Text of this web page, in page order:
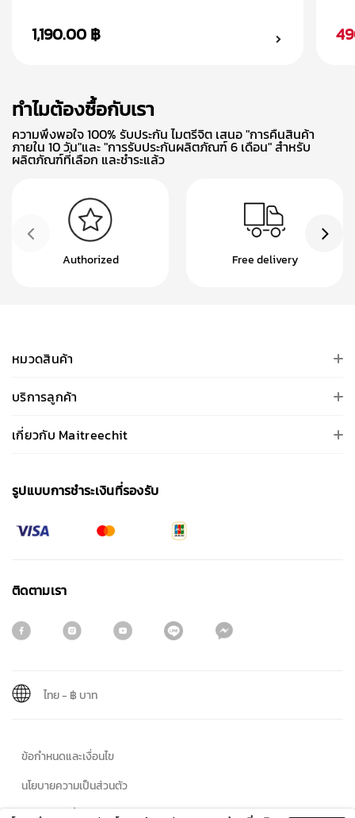
1,190.00 ฿
ทำไมต้องซื้อกับเรา
ความพึงพอใจ 100% รับประกัน ไมตรีจิต เสนอ "การคืนสินค้า
ภายใน 10 วัน"และ "การรับประกันผลิตภัณฑ์ 6 เดือน" สำหรับ
ผลิตภัณฑ์ที่เลือก และชำระแล้ว
Authorized Free delivery
หมวดสินค้า
บริการลูกค้า
เกี่ยวกับ Maitreechit
รูปแบบการชําระเงินที่รองรับ
ติดตามเรา
ข้อกำหนดและเงื่อนไข
นโยบายความเป็นส่วนตัว
ไทย- ฿ บาท
ชื่อ